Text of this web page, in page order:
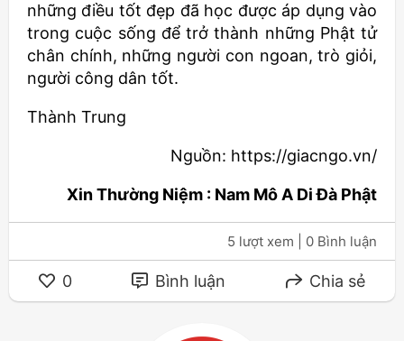
những điều tốt đẹp đã học được áp dụng vào
trong cuộc sống để trở thành những Phật tử
chân chính, những người con ngoan, trò giỏi,
người công dân tốt.
Thành Trung
Nguồn: https://giacngo.vn/
Xin Thường Niệm : Nam Mô A Di Đà Phật
5 lượt xem | 0 Bình luận
0 Bình luận Chia sẻ